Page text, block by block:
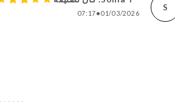
S
01/03/2026
•
07:17